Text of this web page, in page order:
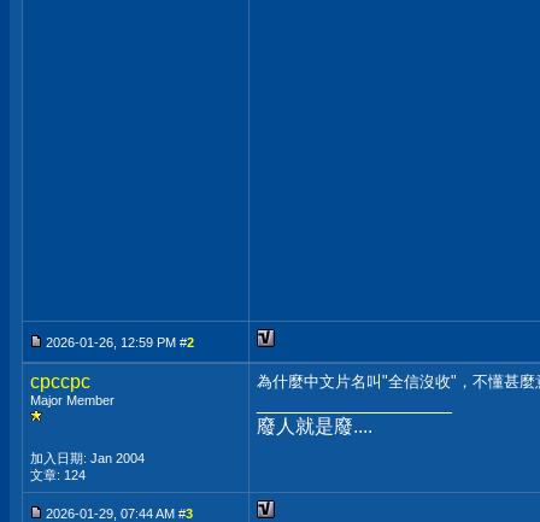
2026-01-26, 12:59 PM #2
cpccpc
Major Member
加入日期: Jan 2004
文章: 124
為什麼中文片名叫"全信沒收"，不懂甚麼
廢人就是廢....
2026-01-29, 07:44 AM #3